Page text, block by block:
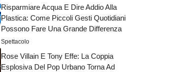
Risparmiare Acqua E Dire Addio Alla
Plastica: Come Piccoli Gesti Quotidiani
Possono Fare Una Grande Differenza
Spettacolo
Rose Villain E Tony Effe: La Coppia
Esplosiva Del Pop Urbano Torna Ad